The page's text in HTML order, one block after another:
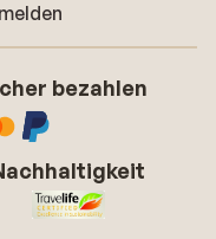
bezahlen